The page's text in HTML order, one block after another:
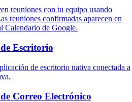
reuniones con tu equipo usando
reuniones confirmadas aparecen en
Calendario de Google.
Escritorio
de escritorio nativa conectada a
Correo Electrónico